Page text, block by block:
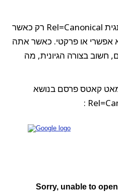
לסיכום, מומלץ להשתמש בתגית Rel=Canonical רק כאשר
301 הוא לא אפשרי או פרקטי. כאשר אתה
בצורה הגיונית, מה
קאטס פרסם בנושא